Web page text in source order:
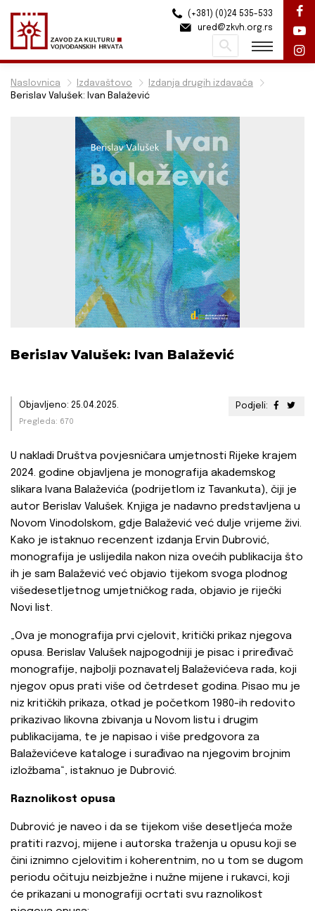
Naslovnica Izdavaštovo
Izdanja drugih izdavača
Berislav Valušek: Ivan Balažević
Berislav Valušek: Ivan Balažević
Podjeli:
Objavljeno: 25.04.2025.
Pregleda: 670
U nakladi Društva povjesničara umjetnosti Rijeke krajem
2024. godine objavljena je monografija akademskog
slikara Ivana Balaževića (podrijetlom iz Tavankuta), čiji je
autor Berislav Valušek. Knjiga je nadavno predstavljena u
Novom Vinodolskom, gdje Balažević već dulje vrijeme živi.
Kako je istaknuo recenzent izdanja Ervin Dubrović,
monografija je uslijedila nakon niza ovećih publikacija što
ih je sam Balažević već objavio tijekom svoga plodnog
višedesetljetnog umjetničkog rada, objavio je riječki
Novi list.
„Ova je monografija prvi cjelovit, kritički prikaz njegova
opusa. Berislav Valušek najpogodniji je pisac i priređivač
monografije, najbolji poznavatelj Balaževićeva rada, koji
njegov opus prati više od četrdeset godina. Pisao mu je
niz kritičkih prikaza, otkad je početkom 1980-ih redovito
prikazivao likovna zbivanja u Novom listu i drugim
publikacijama, te je napisao i više predgovora za
Balaževićeve kataloge i surađivao na njegovim brojnim
izložbama“, istaknuo je Dubrović.
Raznolikost opusa
Dubrović je naveo i da se tijekom više desetljeća može
pratiti razvoj, mijene i autorska traženja u opusu koji se
čini iznimno cjelovitim i koherentnim, no u tom se dugom
periodu očituju neizbježne i nužne mijene i rukavci, koji
će prikazani u monografiji ocrtati svu raznolikost
(+381) (0)24 535-533
ured@zkvh.org.rs
Pretraži